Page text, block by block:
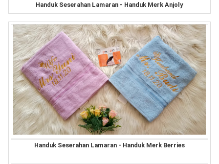
Handuk Seserahan Lamaran - Handuk Merk Anjoly
Handuk Seserahan Lamaran - Handuk Merk Berries